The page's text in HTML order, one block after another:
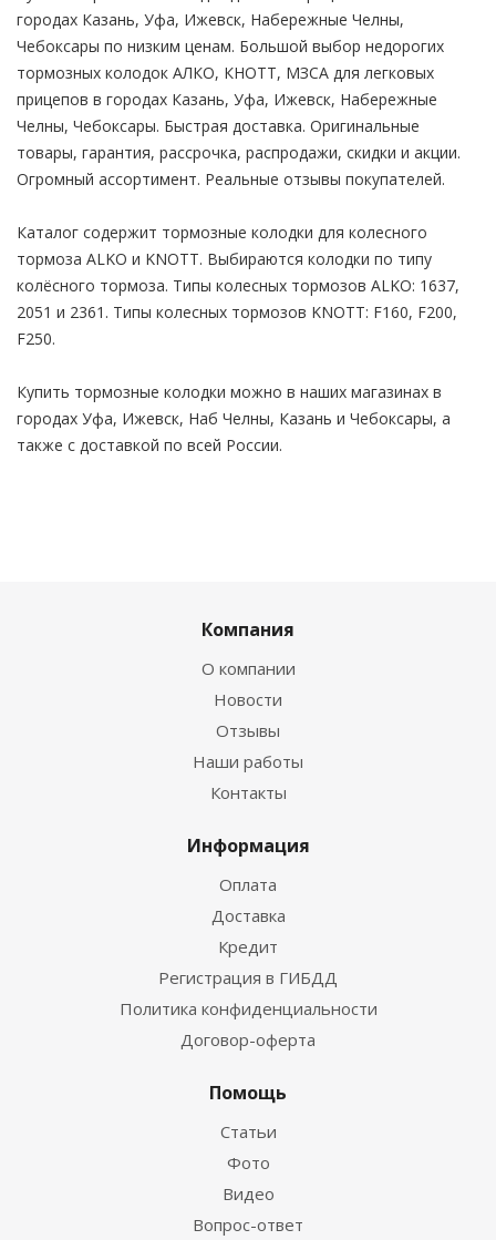
городах Казань, Уфа, Ижевск, Набережные Челны,
Чебоксары по низким ценам. Большой выбор недорогих
тормозных колодок АЛКО, КНОТТ, МЗСА для легковых
прицепов в городах Казань, Уфа, Ижевск, Набережные
Челны, Чебоксары. Быстрая доставка. Оригинальные
товары, гарантия, рассрочка, распродажи, скидки и акции.
Огромный ассортимент. Реальные отзывы покупателей.
Каталог содержит тормозные колодки для колесного
тормоза ALKO и KNOTT. Выбираются колодки по типу
колёсного тормоза. Типы колесных тормозов ALKO: 1637,
2051 и 2361. Типы колесных тормозов KNOTT: F160, F200,
F250.
Купить тормозные колодки можно в наших магазинах в
городах Уфа, Ижевск, Наб Челны, Казань и Чебоксары, а
также с доставкой по всей России.
Компания
О компании
Новости
Отзывы
Наши работы
Контакты
Информация
Оплата
Доставка
Кредит
Регистрация в ГИБДД
Политика конфиденциальности
Договор-оферта
Помощь
Статьи
Фото
Видео
Вопрос-ответ